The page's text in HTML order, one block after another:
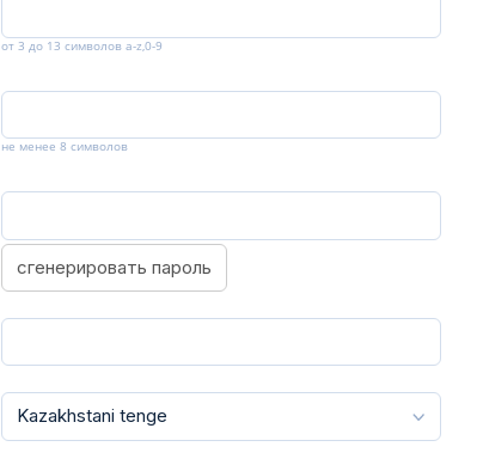
от 3 до 13 символов a-z,0-9
не менее 8 символов
сгенерировать пароль